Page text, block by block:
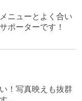
ニューとよく合い
ポーターです！
！写真映えも抜群